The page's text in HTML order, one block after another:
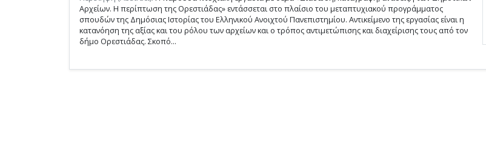
Αρχείων. Η περίπτωση της Ορεστιάδας» εντάσσεται στο πλαίσιο του μεταπτυχιακού προγράμματος
σπουδών της Δημόσιας Ιστορίας του Ελληνικού Ανοιχτού Πανεπιστημίου. Αντικείμενο της εργασίας είναι η
κατανόηση της αξίας και του ρόλου των αρχείων και ο τρόπος αντιμετώπισης και διαχείρισης τους από τον
δήμο Ορεστιάδας. Σκοπό...